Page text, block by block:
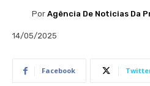
Por Agência De Noticias Da
14/05/2025
Facebook